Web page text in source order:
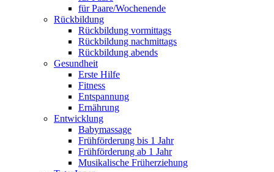
für Paare/Wochenende
Rückbildung
Rückbildung vormittags
Rückbildung nachmittags
Rückbildung abends
Gesundheit
Erste Hilfe
Fitness
Entspannung
Ernährung
Entwicklung
Babymassage
Frühförderung bis 1 Jahr
Frühförderung ab 1 Jahr
Musikalische Früherziehung